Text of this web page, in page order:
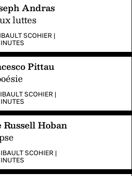
Andras
luttes
SCOHIER |
Pittau
SCOHIER |
Russell Hoban
SCOHIER |